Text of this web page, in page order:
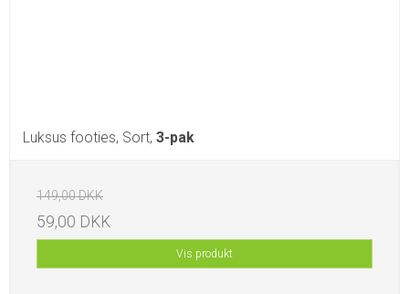
Luksus footies, Sort, 3-pak
149,00 DKK
59,00 DKK
Vis produkt